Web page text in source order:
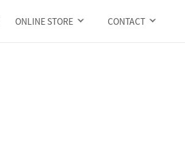
ONLINE STORE CONTACT